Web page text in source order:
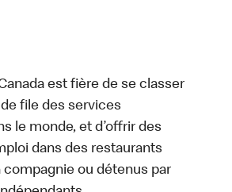
est fière de se classer
file des services
le monde, et d’offrir des
dans des restaurants
compagnie ou détenus par